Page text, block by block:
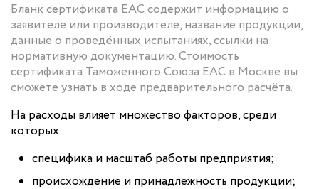
Бланк сертификата ЕАС содержит информацию о
заявителе или производителе, название продукции,
данные о проведённых испытаниях, ссылки на
нормативную документацию. Стоимость
сертификата Таможенного Союза ЕАС в Москве вы
сможете узнать в ходе предварительного расчёта.
На расходы влияет множество факторов, среди
которых:
специфика и масштаб работы предприятия;
происхождение и принадлежность продукции;